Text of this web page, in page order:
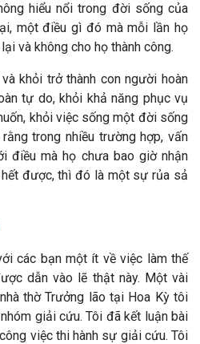
hiểu nổi trong đời sống của
một điều gì đó mà mỗi lần họ
và không cho họ thành công.
khỏi trở thành con người hoàn
tự do, khỏi khả năng phục vụ
khỏi việc sống một đời sống
trong nhiều trường hợp, vấn
điều mà họ chưa bao giờ nhận
được, thì đó là một sự rủa sả
các bạn một ít về việc làm thế
dẫn vào lẽ thật này. Một vài
thờ Trưởng lão tại Hoa Kỳ tôi
giải cứu. Tôi đã kết luận bài
việc thi hành sự giải cứu. Tôi